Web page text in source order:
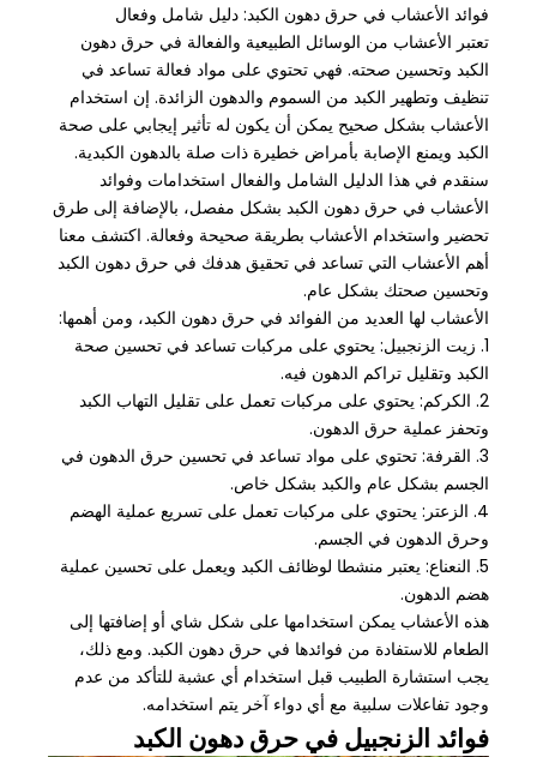
فوائد الأعشاب في حرق دهون الكبد: دليل شامل وفعال
تعتبر الأعشاب من الوسائل الطبيعية والفعالة في حرق دهون
الكبد وتحسين صحته. فهي تحتوي على مواد فعالة تساعد في
تنظيف وتطهير الكبد من السموم والدهون الزائدة. إن استخدام
الأعشاب بشكل صحيح يمكن أن يكون له تأثير إيجابي على صحة
الكبد ويمنع الإصابة بأمراض خطيرة ذات صلة بالدهون الكبدية.
سنقدم في هذا الدليل الشامل والفعال استخدامات وفوائد
الأعشاب في حرق دهون الكبد بشكل مفصل، بالإضافة إلى طرق
تحضير واستخدام الأعشاب بطريقة صحيحة وفعالة. اكتشف معنا
أهم الأعشاب التي تساعد في تحقيق هدفك في حرق دهون الكبد
وتحسين صحتك بشكل عام.
الأعشاب لها العديد من الفوائد في حرق دهون الكبد، ومن أهمها:
1. زيت الزنجبيل: يحتوي على مركبات تساعد في تحسين صحة
الكبد وتقليل تراكم الدهون فيه.
2. الكركم: يحتوي على مركبات تعمل على تقليل التهاب الكبد
وتحفز عملية حرق الدهون.
3. القرفة: تحتوي على مواد تساعد في تحسين حرق الدهون في
الجسم بشكل عام والكبد بشكل خاص.
4. الزعتر: يحتوي على مركبات تعمل على تسريع عملية الهضم
وحرق الدهون في الجسم.
5. النعناع: يعتبر منشطا لوظائف الكبد ويعمل على تحسين عملية
هضم الدهون.
هذه الأعشاب يمكن استخدامها على شكل شاي أو إضافتها إلى
الطعام للاستفادة من فوائدها في حرق دهون الكبد. ومع ذلك،
يجب استشارة الطبيب قبل استخدام أي عشبة للتأكد من عدم
وجود تفاعلات سلبية مع أي دواء آخر يتم استخدامه.
فوائد الزنجبيل في حرق دهون الكبد